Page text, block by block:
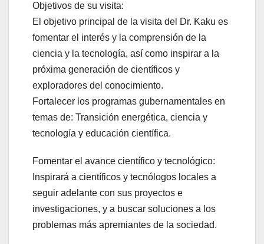
Objetivos de su visita:
El objetivo principal de la visita del Dr. Kaku es
fomentar el interés y la comprensión de la
ciencia y la tecnología, así como inspirar a la
próxima generación de científicos y
exploradores del conocimiento.
Fortalecer los programas gubernamentales en
temas de: Transición energética, ciencia y
tecnología y educación científica.
Fomentar el avance científico y tecnológico:
Inspirará a científicos y tecnólogos locales a
seguir adelante con sus proyectos e
investigaciones, y a buscar soluciones a los
problemas más apremiantes de la sociedad.